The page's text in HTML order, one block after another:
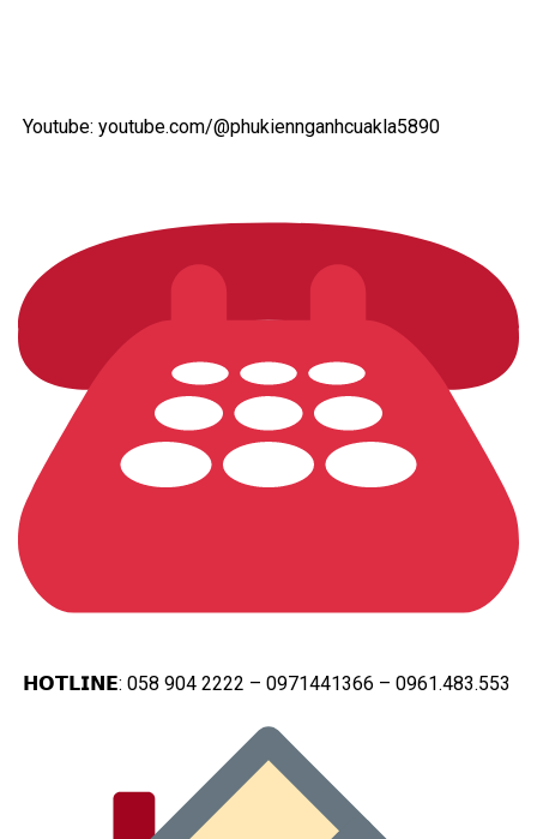
Youtube: youtube.com/@phukiennganhcuakla5890
𝗛𝗢𝗧𝗟𝗜𝗡𝗘: 058 904 2222 – 0971441366 – 0961.483.553